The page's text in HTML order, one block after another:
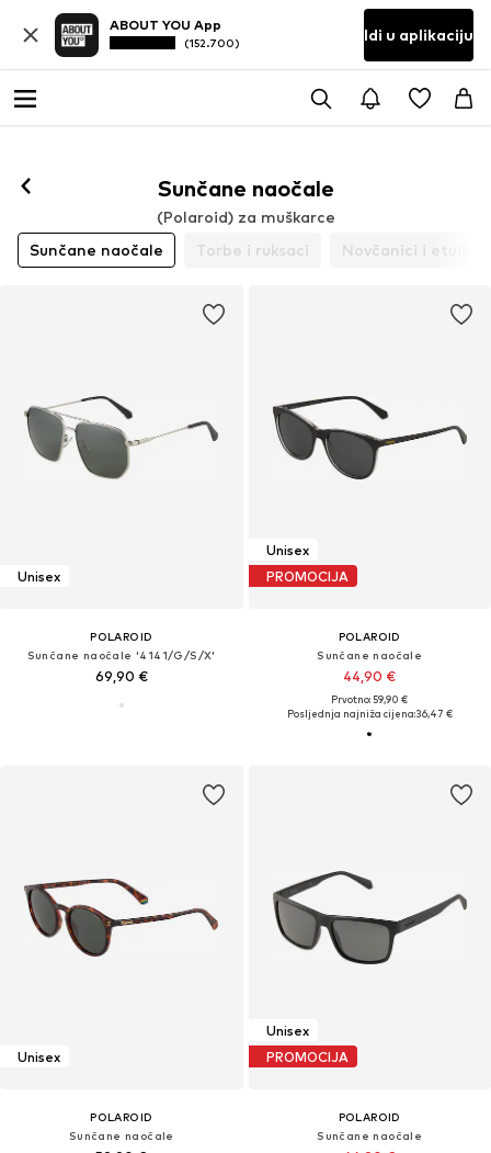
ABOUT YOU App
(152.700) Idi u aplikaciju
Sunčane naočale
(Polaroid) za muškarce
Sunčane naočale
Torbe i ruksaci Novčanici i etuiji
Unisex
POLAROID
Sunčane naočale '4141/G/S/X'
69,90 €
Unisex
PROMOCIJA
POLAROID
Sunčane naočale
44,90 €
Prvotno: 59,90 €
Posljednja najniža cijena:36,47 €
Unisex
POLAROID
Sunčane naočale
Unisex
PROMOCIJA
POLAROID
Sunčane naočale